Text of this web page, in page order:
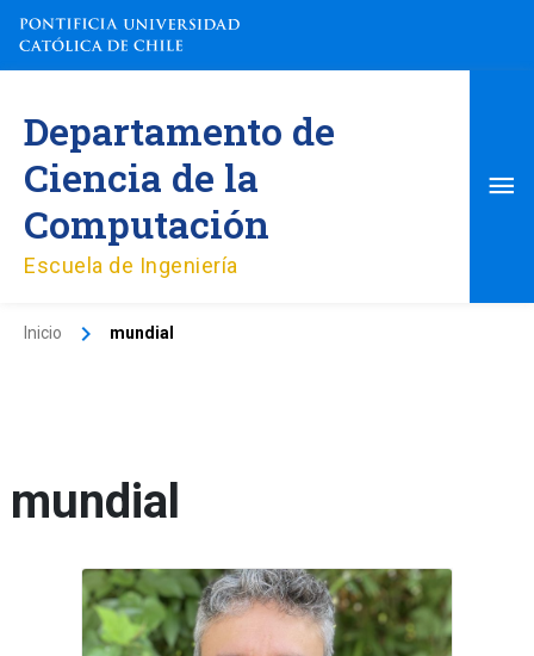
contenido
Departamento de
Ciencia de la
Computación
Escuela de Ingeniería
Inicio mundial
mundial
Marcelo
Arenas
es